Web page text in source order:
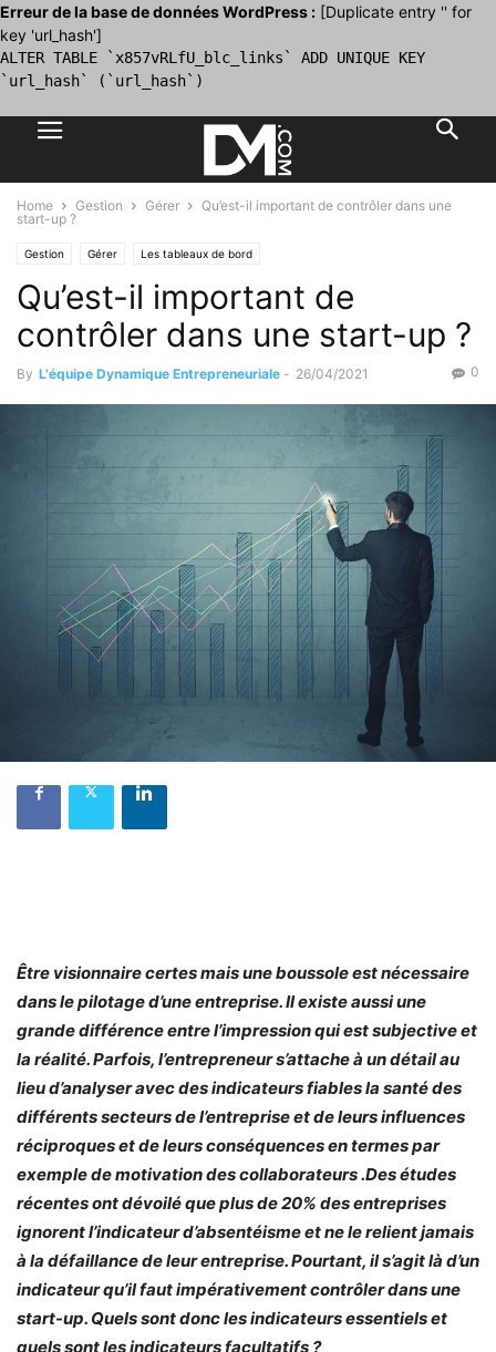
Erreur de la base de données WordPress : [Duplicate entry '' for
key 'url_hash']
ALTER TABLE `x857vRLfU_blc_links` ADD UNIQUE KEY
`url_hash` (`url_hash`)
Home Gestion Gérer
Qu’est-il important de contrôler dans une
start-up ?
Gestion Gérer Les tableaux de bord
Qu’est-il important de
contrôler dans une start-up ?
By L'équipe Dynamique Entrepreneuriale - 26/04/2021 0
Être visionnaire certes mais une boussole est nécessaire
dans le pilotage d’une entreprise. Il existe aussi une
grande différence entre l’impression qui est subjective et
la réalité. Parfois, l’entrepreneur s’attache à un détail au
lieu d’analyser avec des indicateurs fiables la santé des
différents secteurs de l’entreprise et de leurs influences
réciproques et de leurs conséquences en termes par
exemple de motivation des collaborateurs .Des études
récentes ont dévoilé que plus de 20% des entreprises
ignorent l’indicateur d’absentéisme et ne le relient jamais
à la défaillance de leur entreprise. Pourtant, il s’agit là d’un
indicateur qu’il faut impérativement contrôler dans une
start-up. Quels sont donc les indicateurs essentiels et
quels sont les indicateurs facultatifs ?